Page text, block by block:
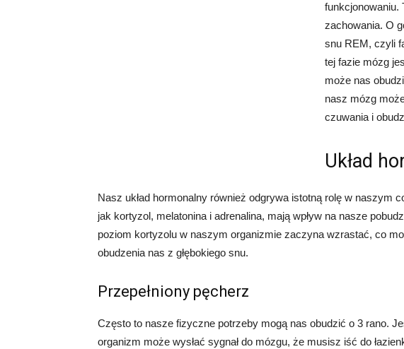
funkcjonowaniu.
zachowania. O
snu REM, czyli
tej fazie mózg
może nas
nasz mózg
czuwania i
Układ
Nasz układ hormonalny również odgrywa istotną rolę w naszym
jak kortyzol, melatonina i adrenalina, mają wpływ na nasze
poziom kortyzolu w naszym organizmie zaczyna wzrastać, co
obudzenia nas z głębokiego snu.
Przepełniony pęcherz
Często to nasze fizyczne potrzeby mogą nas obudzić o 3 rano.
organizm może wysłać sygnał do mózgu, że musisz iść do